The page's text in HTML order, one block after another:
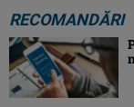
RECOMANDĂRI